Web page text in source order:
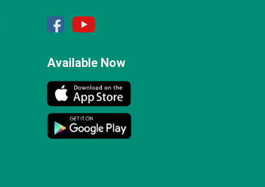
Available Now